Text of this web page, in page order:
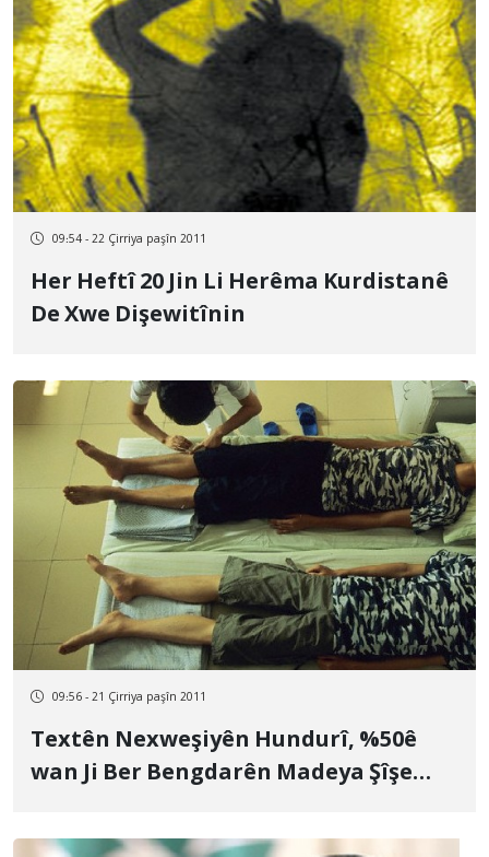
09:54 - 22 Çirriya paşîn 2011
Her Heftî 20 Jin Li Herêma Kurdistanê
De Xwe Dişewitînin
09:56 - 21 Çirriya paşîn 2011
Textên Nexweşiyên Hundurî, %50ê
wan Ji Ber Bengdarên Madeya Şîşe